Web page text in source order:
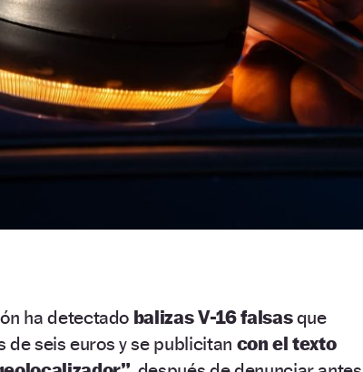
ha detectado balizas V-16 falsasque
de seis euros y se publicitan con el texto